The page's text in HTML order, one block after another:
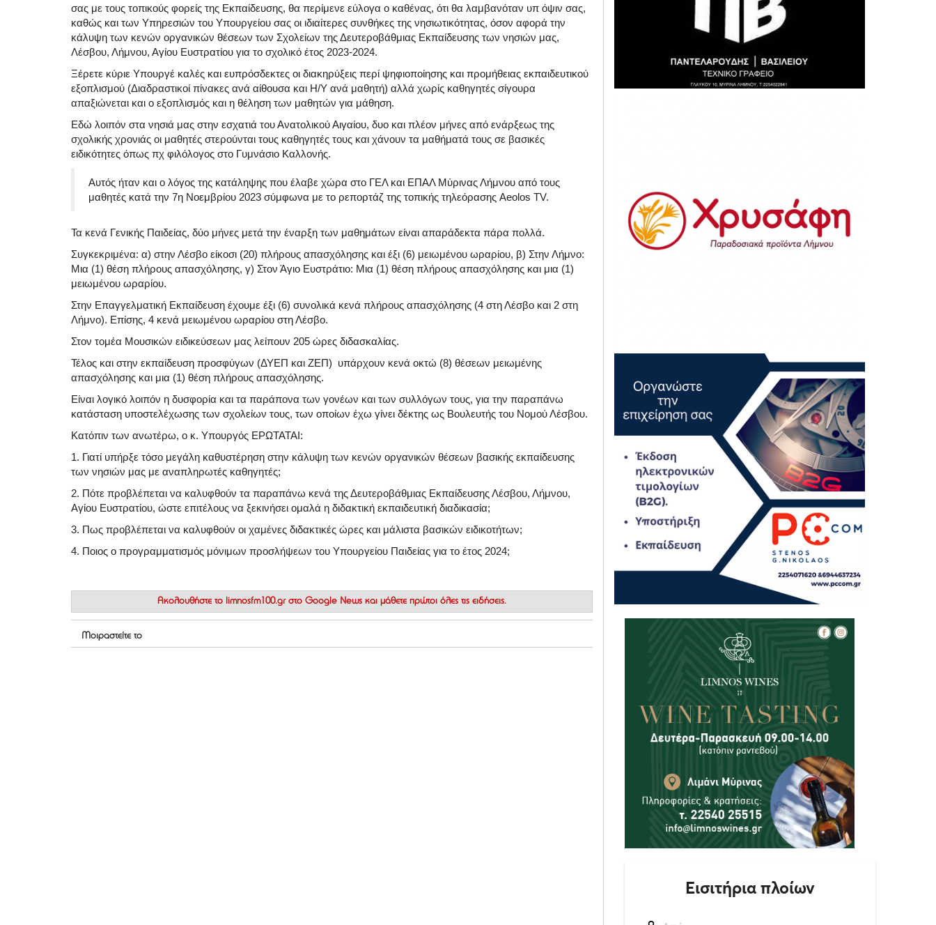
σας με τους τοπικούς φορείς της Εκπαίδευσης, θα περίμενε εύλογα ο καθένας, ότι θα λαμβανόταν υπ όψιν σας,
καθώς και των Υπηρεσιών του Υπουργείου σας οι ιδιαίτερες συνθήκες της νησιωτικότητας, όσον αφορά την
κάλυψη των κενών οργανικών θέσεων των Σχολείων της Δευτεροβάθμιας Εκπαίδευσης των νησιών μας,
Λέσβου, Λήμνου, Αγίου Ευστρατίου για το σχολικό έτος 2023-2024.
Ξέρετε κύριε Υπουργέ καλές και ευπρόσδεκτες οι διακηρύξεις περί ψηφιοποίησης και προμήθειας εκπαιδευτικού
εξοπλισμού (Διαδραστικοί πίνακες ανά αίθουσα και Η/Υ ανά μαθητή) αλλά χωρίς καθηγητές σίγουρα
απαξιώνεται και ο εξοπλισμός και η θέληση των μαθητών για μάθηση.
Εδώ λοιπόν στα νησιά μας στην εσχατιά του Ανατολικού Αιγαίου, δυο και πλέον μήνες από ενάρξεως της
σχολικής χρονιάς οι μαθητές στερούνται τους καθηγητές τους και χάνουν τα μαθήματά τους σε βασικές
ειδικότητες όπως πχ φιλόλογος στο Γυμνάσιο Καλλονής.
Αυτός ήταν και ο λόγος της κατάληψης που έλαβε χώρα στο ΓΕΛ και ΕΠΑΛ Μύρινας Λήμνου από τους
μαθητές κατά την 7η Νοεμβρίου 2023 σύμφωνα με το ρεπορτάζ της τοπικής τηλεόρασης Aeolos TV.
Τα κενά Γενικής Παιδείας, δύο μήνες μετά την έναρξη των μαθημάτων είναι απαράδεκτα πάρα πολλά.
Συγκεκριμένα: α) στην Λέσβο είκοσι (20) πλήρους απασχόλησης και έξι (6) μειωμένου ωραρίου, β) Στην Λήμνο:
Μια (1) θέση πλήρους απασχόλησης, γ) Στον Άγιο Ευστράτιο: Μια (1) θέση πλήρους απασχόλησης και μια (1)
μειωμένου ωραρίου.
Στην Επαγγελματική Εκπαίδευση έχουμε έξι (6) συνολικά κενά πλήρους απασχόλησης (4 στη Λέσβο και 2 στη
Λήμνο). Επίσης, 4 κενά μειωμένου ωραρίου στη Λέσβο.
Στον τομέα Μουσικών ειδικεύσεων μας λείπουν 205 ώρες διδασκαλίας.
Τέλος και στην εκπαίδευση προσφύγων (ΔΥΕΠ και ΖΕΠ) υπάρχουν κενά οκτώ (8) θέσεων μειωμένης
απασχόλησης και μια (1) θέση πλήρους απασχόλησης.
Είναι λογικό λοιπόν η δυσφορία και τα παράπονα των γονέων και των συλλόγων τους, για την παραπάνω
κατάσταση υποστελέχωσης των σχολείων τους, των οποίων έχω γίνει δέκτης ως Βουλευτής του Νομού Λέσβου.
Κατόπιν των ανωτέρω, ο κ. Υπουργός ΕΡΩΤΑΤΑΙ:
1. Γιατί υπήρξε τόσο μεγάλη καθυστέρηση στην κάλυψη των κενών οργανικών θέσεων βασικής εκπαίδευσης
των νησιών μας με αναπληρωτές καθηγητές;
2. Πότε προβλέπεται να καλυφθούν τα παραπάνω κενά της Δευτεροβάθμιας Εκπαίδευσης Λέσβου, Λήμνου,
Αγίου Ευστρατίου, ώστε επιτέλους να ξεκινήσει ομαλά η διδακτική εκπαιδευτική διαδικασία;
3. Πως προβλέπεται να καλυφθούν οι χαμένες διδακτικές ώρες και μάλιστα βασικών ειδικοτήτων;
4. Ποιος ο προγραμματισμός μόνιμων προσλήψεων του Υπουργείου Παιδείας για το έτος 2024;
Ακολουθήστε το limnosfm100.gr στο Google News και μάθετε πρώτοι όλες τις ειδήσεις.
Μοιραστείτε το